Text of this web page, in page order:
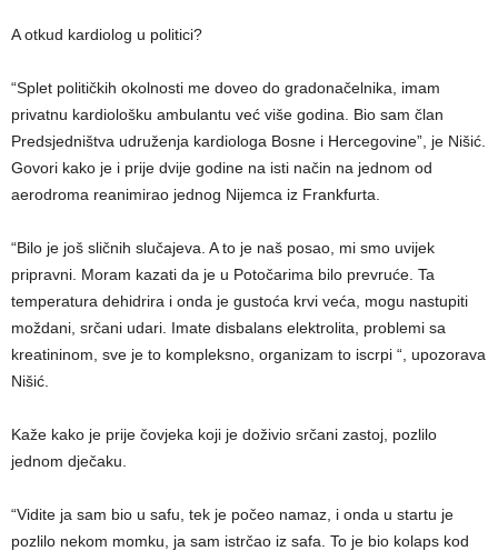
A otkud kardiolog u politici?
“Splet političkih okolnosti me doveo do gradonačelnika, imam
privatnu kardiološku ambulantu već više godina. Bio sam član
Predsjedništva udruženja kardiologa Bosne i Hercegovine”, je Nišić.
Govori kako je i prije dvije godine na isti način na jednom od
aerodroma reanimirao jednog Nijemca iz Frankfurta.
“Bilo je još sličnih slučajeva. A to je naš posao, mi smo uvijek
pripravni. Moram kazati da je u Potočarima bilo prevruće. Ta
temperatura dehidrira i onda je gustoća krvi veća, mogu nastupiti
moždani, srčani udari. Imate disbalans elektrolita, problemi sa
kreatininom, sve je to kompleksno, organizam to iscrpi “, upozorava
Nišić.
Kaže kako je prije čovjeka koji je doživio srčani zastoj, pozlilo
jednom dječaku.
“Vidite ja sam bio u safu, tek je počeo namaz, i onda u startu je
pozlilo nekom momku, ja sam istrčao iz safa. To je bio kolaps kod